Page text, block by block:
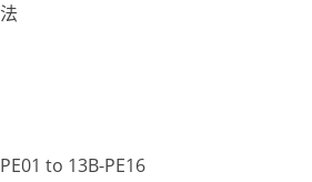
to 13B-PE16